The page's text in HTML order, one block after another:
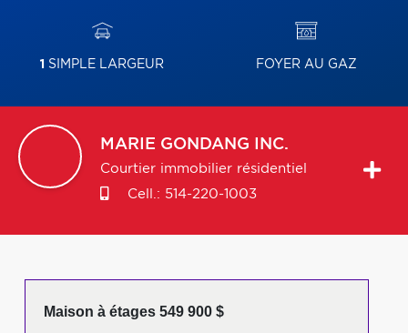
1 SIMPLE LARGEUR FOYER AU GAZ
MARIE GONDANG INC.
Courtier immobilier résidentiel
Cell.: 514-220-1003
Maison à étages 549 900 $